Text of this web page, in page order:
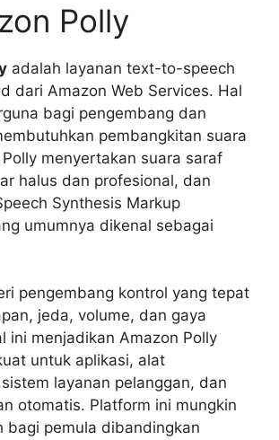
Polly
adalah layanan text-to-speech
dari Amazon Web Services. Hal
bagi pengembang dan
pembangkitan suara
menyertakan suara saraf
halus dan profesional, dan
Synthesis Markup
umumnya dikenal sebagai
pengembang kontrol yang tepat
jeda, volume, dan gaya
ini menjadikan Amazon Polly
untuk aplikasi, alat
layanan pelanggan, dan
otomatis. Platform ini mungkin
bagi pemula dibandingkan